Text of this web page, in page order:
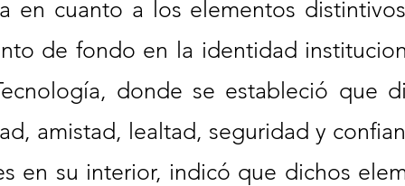
en cuanto a los elementos
de fondo en la identidad
donde se estableció que
amistad, lealtad, seguridad y
en su interior, indicó que dichos